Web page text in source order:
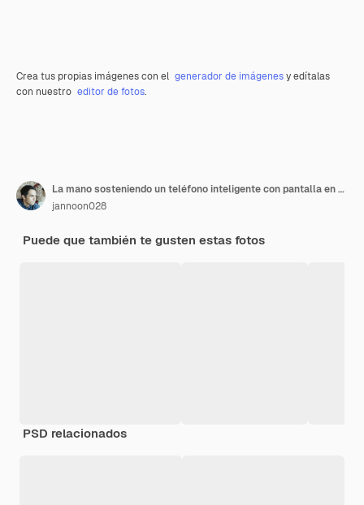
Crea tus propias imágenes con el generador de imágenesy edítalas
con nuestro editor de fotos.
La mano sosteniendo un teléfono inteligente con pantalla en blanco
jannoon028
Puede que también te gusten estas fotos
PSD relacionados